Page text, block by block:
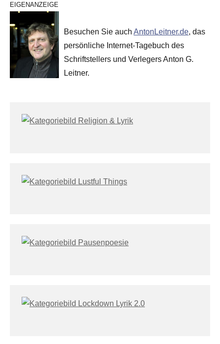
EIGENANZEIGE
Besuchen Sie auch AntonLeitner.de, das
persönliche Internet-Tagebuch des
Schriftstellers und Verlegers Anton G.
Leitner.